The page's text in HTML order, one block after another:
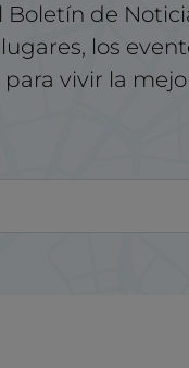
Boletín de
los
vivir la